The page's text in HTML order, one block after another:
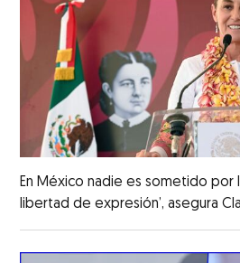
En México nadie es sometido por
libertad de expresión’, asegura